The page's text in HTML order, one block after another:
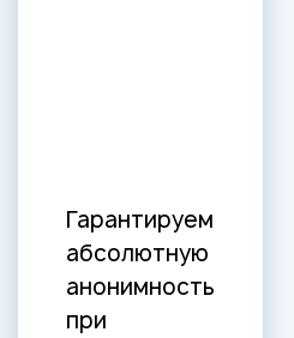
Гарантируем
абсолютную
анонимность
при